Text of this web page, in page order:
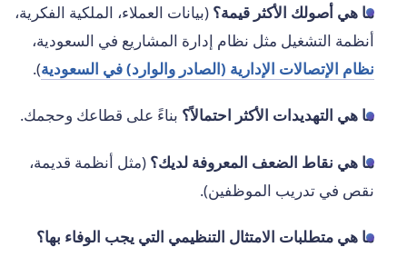
ما هي أصولك الأكثر قيمة؟ (بيانات العملاء، الملكية الفكرية،
أنظمة التشغيل مثل نظام إدارة المشاريع في السعودية،
نظام الإتصالات الإدارية (الصادر والوارد) في السعودية).
ما هي التهديدات الأكثر احتمالاً؟ بناءً على قطاعك وحجمك.
ما هي نقاط الضعف المعروفة لديك؟ (مثل أنظمة قديمة،
نقص في تدريب الموظفين).
ما هي متطلبات الامتثال التنظيمي التي يجب الوفاء بها؟